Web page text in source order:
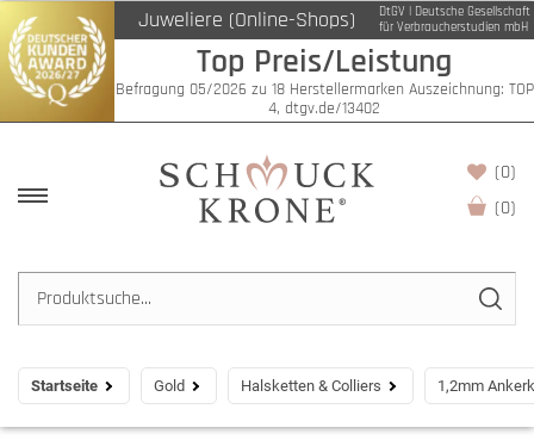
Juweliere (Online-Shops)
DtGV | Deutsche Gesellschaft
für Verbraucherstudien mbH
Top Preis/Leistung
Befragung 05/2026 zu 18 Herstellermarken Auszeichnung: TOP
4, dtgv.de/13402
(0)
(0)
Startseite Gold Halsketten & Colliers 1,2mm